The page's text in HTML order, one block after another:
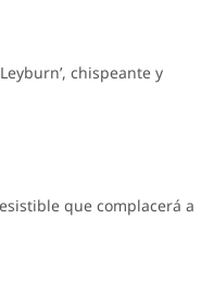
chispeante y
que complacerá a